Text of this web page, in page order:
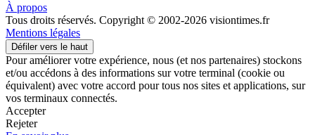
À propos
Tous droits réservés. Copyright © 2002-2026 visiontimes.fr
Mentions légales
Défiler vers le haut
Pour améliorer votre expérience, nous (et nos partenaires) stockons
et/ou accédons à des informations sur votre terminal (cookie ou
équivalent) avec votre accord pour tous nos sites et applications, sur
vos terminaux connectés.
Accepter
Rejeter